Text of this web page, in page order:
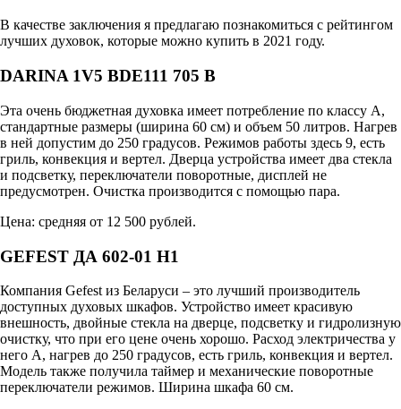
В качестве заключения я предлагаю познакомиться с рейтингом
лучших духовок, которые можно купить в 2021 году.
DARINA 1V5 BDE111 705 B
Эта очень бюджетная духовка имеет потребление по классу А,
стандартные размеры (ширина 60 см) и объем 50 литров. Нагрев
в ней допустим до 250 градусов. Режимов работы здесь 9, есть
гриль, конвекция и вертел. Дверца устройства имеет два стекла
и подсветку, переключатели поворотные, дисплей не
предусмотрен. Очистка производится с помощью пара.
Цена: средняя от 12 500 рублей.
GEFEST ДА 602-01 Н1
Компания Gefest из Беларуси – это лучший производитель
доступных духовых шкафов. Устройство имеет красивую
внешность, двойные стекла на дверце, подсветку и гидролизную
очистку, что при его цене очень хорошо. Расход электричества у
него А, нагрев до 250 градусов, есть гриль, конвекция и вертел.
Модель также получила таймер и механические поворотные
переключатели режимов. Ширина шкафа 60 см.